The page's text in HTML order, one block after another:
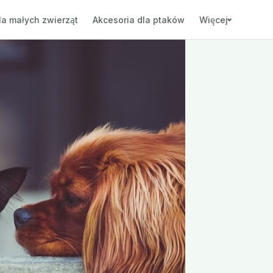
małych zwierząt Akcesoria dla ptaków Więcej